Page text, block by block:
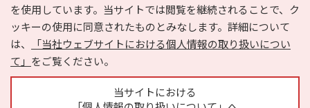
を使用しています。当サイトでは閲覧を継続されることで、ク
ッキーの使用に同意されたものとみなします。詳細について
は、
「当社ウェブサイトにおける個人情報の取り扱いについ
て」 をご覧ください。
当サイトにおける
e-NAVITA（イーナビタ）とは？ お気に入り
ヘルプ
利用規約
個人情報の取り扱いについて
運営会社
サイトマップ
広告掲載に関するお問い合わせ